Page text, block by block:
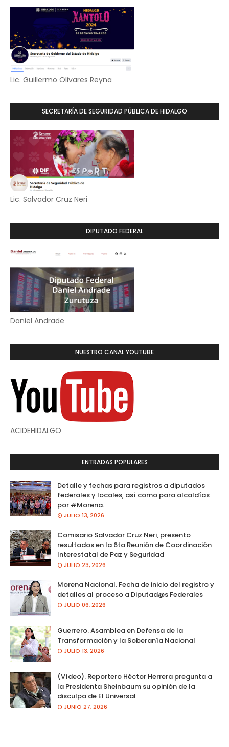
Lic. Guillermo Olivares Reyna
SECRETARÍA DE SEGURIDAD PÚBLICA DE HIDALGO
Lic. Salvador Cruz Neri
DIPUTADO FEDERAL
Daniel Andrade
NUESTRO CANAL YOUTUBE
ACIDEHIDALGO
ENTRADAS POPULARES
Detalle y fechas para registros a diputados
federales y locales, así como para alcaldías
por #Morena.
JULIO 13, 2026
Comisario Salvador Cruz Neri, presento
resultados en la 6ta Reunión de Coordinación
Interestatal de Paz y Seguridad
JULIO 23, 2026
Morena Nacional. Fecha de inicio del registro y
detalles al proceso a Diputad@s Federales
JULIO 06, 2026
Guerrero. Asamblea en Defensa de la
Transformación y la Soberanía Nacional
JULIO 13, 2026
(Vídeo). Reportero Héctor Herrera pregunta a
la Presidenta Sheinbaum su opinión de la
disculpa de El Universal
JUNIO 27, 2026